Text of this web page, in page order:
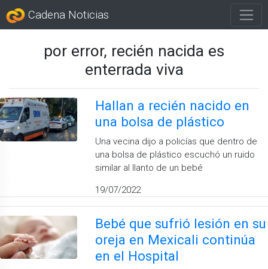
Cadena Noticias
por error, recién nacida es
enterrada viva
Hallan a recién nacido en
una bolsa de plástico
Una vecina dijo a policías que dentro de
una bolsa de plástico escuchó un ruido
similar al llanto de un bebé
19/07/2022
Bebé que sufrió lesión en su
oreja en Mexicali continúa
en el Hospital